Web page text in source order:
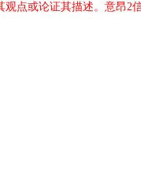
点或论证其描述。意昂2